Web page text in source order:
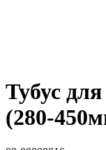
Тубус
(280-